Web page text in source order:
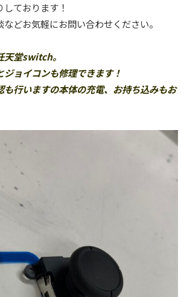
ております！
どお気軽にお問い合わせください。
天堂switch。
ョイコンも修理できます！
も行いますの本体の充電、お持ち込みもお